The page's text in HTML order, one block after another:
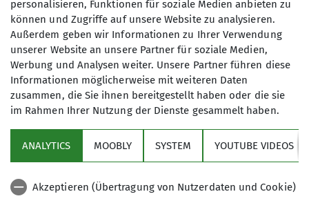
man am Parkplatz Urschlau in der Nähe von
Ruhpolding. Die Schneelage war eher bescheiden,
sodass die Schneeschuhe anfangs am Rucksack
blieben. Der Weg führte die Wanderer zügig über
die Forststraße hinauf zu den Haaralmen. Ab hier
änderte sich das Bild, eine geschlossene
Schneedecke glitzerte den Tourengehern
entgegen. Der perfekte Moment für eine Premiere:
Die Gruppe weihte die brandneuen
Schneeschuhe des Vereins feierlich ein. Über
einen weiten Sonnenhang ging es Richtung
Gipfel. Da noch keine Spuren vorhanden waren,
personalisieren, Funktionen für soziale Medien anbieten zu
können und Zugriffe auf unsere Website zu analysieren.
Außerdem geben wir Informationen zu Ihrer Verwendung
unserer Website an unsere Partner für soziale Medien,
Werbung und Analysen weiter. Unsere Partner führen diese
Informationen möglicherweise mit weiteren Daten
zusammen, die Sie ihnen bereitgestellt haben oder die sie
im Rahmen Ihrer Nutzung der Dienste gesammelt haben.
ANALYTICS MOOBLY SYSTEM YOUTUBE VIDEOS
Akzeptieren (Übertragung von Nutzerdaten und Cookie)